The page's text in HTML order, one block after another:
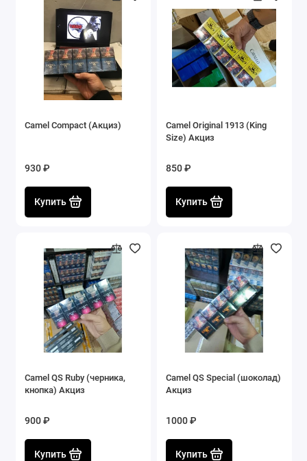
Camel Compact (Акциз)
930 ₽
Купить
Camel Original 1913 (King
Size) Акциз
850 ₽
Купить
Camel QS Ruby (черника,
кнопка) Акциз
900 ₽
Купить
Camel QS Special (шоколад)
Акциз
1000 ₽
Купить